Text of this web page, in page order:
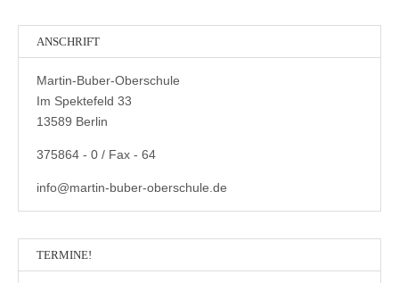
ANSCHRIFT
Martin-Buber-Oberschule
Im Spektefeld 33
13589 Berlin
375864 - 0 / Fax - 64
info@martin-buber-oberschule.de
TERMINE!